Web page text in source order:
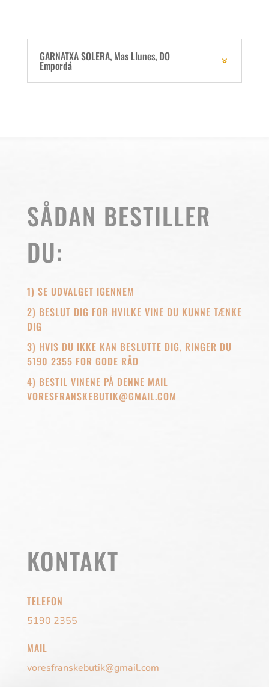
GARNATXA SOLERA, Mas Llunes, DO
Empordá
SÅDAN BESTILLER
DU:
1) SE UDVALGET IGENNEM
2) BESLUT DIG FOR HVILKE VINE DU KUNNE TÆNKE
DIG
3) HVIS DU IKKE KAN BESLUTTE DIG, RINGER DU
5190 2355 FOR GODE RÅD
4) BESTIL VINENE PÅ DENNE MAIL
VORESFRANSKEBUTIK@GMAIL.COM
KONTAKT
TELEFON
5190 2355
MAIL
voresfranskebutik@gmail.com